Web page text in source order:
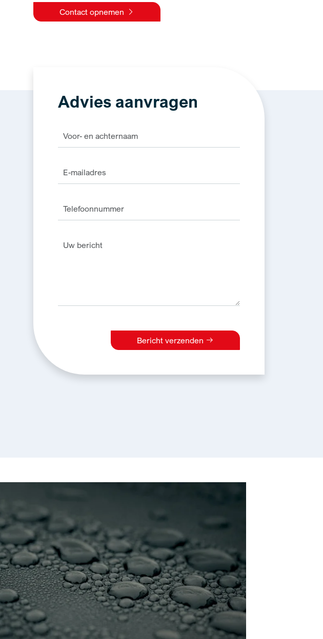
Contact opnemen
Advies aanvragen
Bericht verzenden